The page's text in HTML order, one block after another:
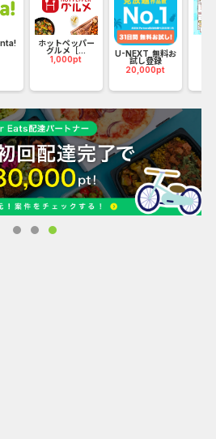
富なバイキングをご提供しており、
頂戴しています。
鼓ショー」では、迫力ある演奏を間
をより一層華やかに彩ります。
ながら、温泉・料理・おもてなし
ときをお過ごしいただけます。
ホットペッパー
グルメ［...
1,000pt
U-NEXT_無料お
試し登録
20,000pt